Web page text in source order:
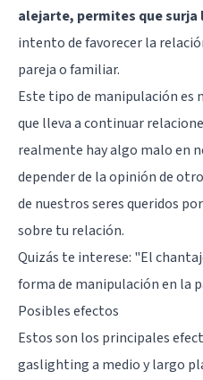
alejarte, permites que
intento de favorecer la
pareja o familiar.
Este tipo de manipulación es
que lleva a continuar
realmente hay algo malo en
depender de la opinión de
de nuestros seres queridos
sobre tu relación.
Quizás te interese: "El
forma de manipulación en la
Posibles efectos
Estos son los principales
gaslighting a medio y largo